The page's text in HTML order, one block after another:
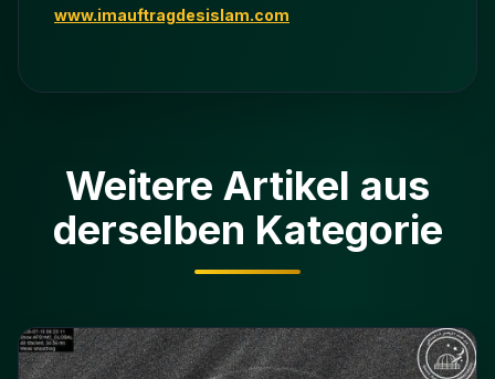
www.imauftragdesislam.com
Weitere Artikel aus
derselben Kategorie